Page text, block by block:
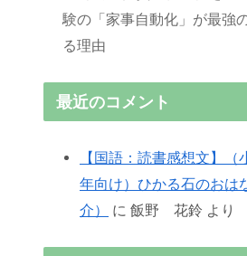
験の「家事自動化」が最強
る理由
最近のコメント
【国語：読書感想文】（
年向け）ひかる石のおは
介）
に 飯野 花鈴 より